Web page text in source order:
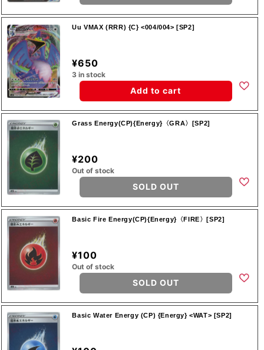
Uu VMAX (RRR) {C} <004/004> [SP2]
¥650
3 in stock
Add to cart
Grass Energy(CP){Energy}〈GRA〉[SP2]
¥200
Out of stock
SOLD OUT
Basic Fire Energy(CP){Energy}〈FIRE〉[SP2]
¥100
Out of stock
SOLD OUT
Basic Water Energy (CP) {Energy} <WAT> [SP2]